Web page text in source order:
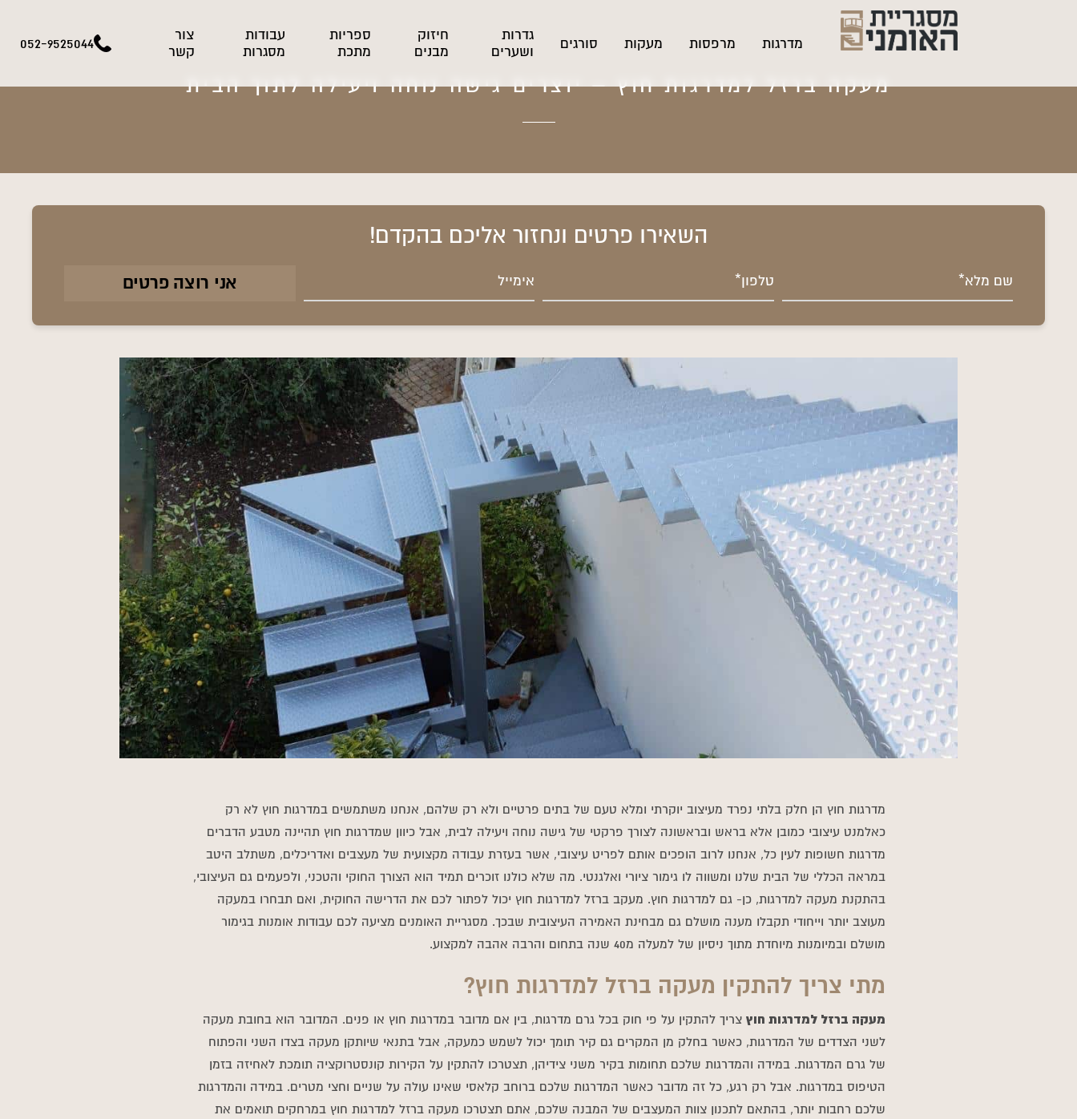
מדרגות מרפסות מעקות סורגים
גדרות
ושערים
חיזוק
מבנים
ספריות
מתכת
עבודות
מסגרות
צור
קשר
052-9525044
מעקה ברזל למדרגות חוץ – יוצרים גישה נוחה ויעילה לתוך הבית
השאירו פרטים ונחזור אליכם בהקדם!
מדרגות חוץ הן חלק בלתי נפרד מעיצוב יוקרתי ומלא טעם של בתים פרטיים ולא רק שלהם, אנחנו משתמשים במדרגות חוץ לא רק
כאלמנט עיצובי כמובן אלא בראש ובראשונה לצורך פרקטי של גישה נוחה ויעילה לבית, אבל כיוון שמדרגות חוץ תהיינה מטבע הדברים
מדרגות חשופות לעין כל, אנחנו לרוב הופכים אותם לפריט עיצובי, אשר בעזרת עבודה מקצועית של מעצבים ואדריכלים, משתלב היטב
במראה הכללי של הבית שלנו ומשווה לו גימור ציורי ואלגנטי. מה שלא כולנו זוכרים תמיד הוא הצורך החוקי והטכני, ולפעמים גם העיצובי,
בהתקנת מעקה למדרגות, כן- גם למדרגות חוץ. מעקב ברזל למדרגות חוץ יכול לפתור לכם את הדרישה החוקית, ואם תבחרו במעקה
מעוצב יותר וייחודי תקבלו מענה מושלם גם מבחינת האמירה העיצובית שבכך. מסגריית האומנים מציעה לכם עבודות אומנות בגימור
מושלם ובמיומנות מיוחדת מתוך ניסיון של למעלה מ40 שנה בתחום והרבה אהבה למקצוע.
מתי צריך להתקין מעקה ברזל למדרגות חוץ?
מעקה ברזל למדרגות חוץ צריך להתקין על פי חוק בכל גרם מדרגות, בין אם מדובר במדרגות חוץ או פנים. המדובר הוא בחובת מעקה
לשני הצדדים של המדרגות, כאשר בחלק מן המקרים גם קיר תומך יכול לשמש כמעקה, אבל בתנאי שיותקן מעקה בצדו השני והפתוח
של גרם המדרגות. במידה והמדרגות שלכם תחומות בקיר משני צידיהן, תצטרכו להתקין על הקירות קונסטרוקציה תומכת לאחיזה בזמן
הטיפוס במדרגות. אבל רק רגע, כל זה מדובר כאשר המדרגות שלכם ברוחב קלאסי שאינו עולה על שניים וחצי מטרים. במידה והמדרגות
שלכם רחבות יותר, בהתאם לתכנון צוות המעצבים של המבנה שלכם, אתם תצטרכו מעקה ברזל למדרגות חוץ במרחקים תואמים את